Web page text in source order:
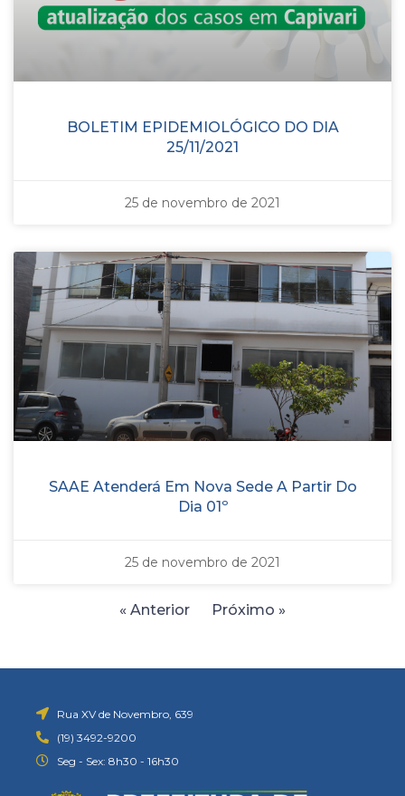
BOLETIM EPIDEMIOLÓGICO DO DIA
25/11/2021
25 de novembro de 2021
SAAE Atenderá Em Nova Sede A Partir Do
Dia 01º
25 de novembro de 2021
« Anterior Próximo »
Rua XV de Novembro, 639
(19) 3492-9200
Seg - Sex: 8h30 - 16h30